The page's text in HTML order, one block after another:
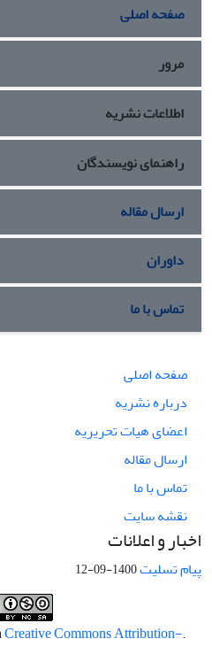
صفحه اصلی
مرور
اطلاعات نشریه
راهنمای نویسندگان
ارسال مقاله
داوران
تماس با ما
صفحه اصلی
درباره نشریه
اعضای هیات تحریریه
ارسال مقاله
تماس با ما
نقشه سایت
اخبار و اعلانات
پیام تسلیت1400-09-12
.This work is licensed under a
Creative Commons Attribution-